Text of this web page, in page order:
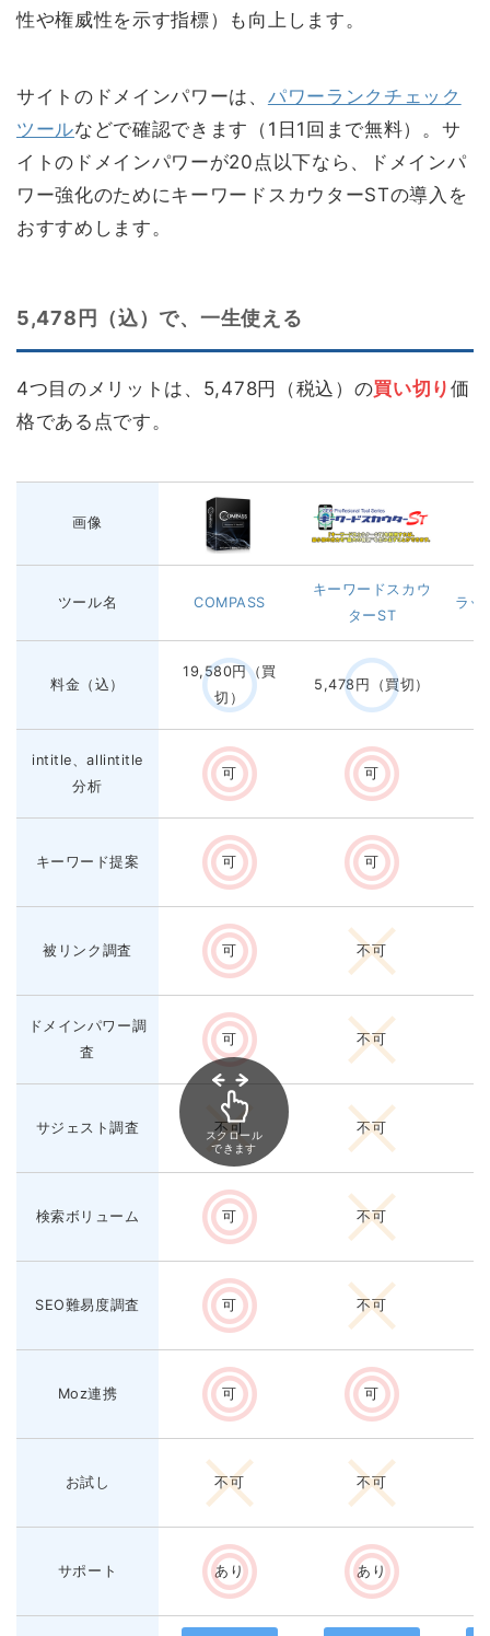
性や権威性を示す指標）も向上します。
サイトのドメインパワーは、 パワーランクチェック
ツールなどで確認できます（1日1回まで無料）。サ
イトのドメインパワーが20点以下なら、ドメインパ
ワー強化のためにキーワードスカウターSTの導入を
おすすめします。
5,478円（込）で、一生使える
4つ目のメリットは、5,478円（税込）の買い切り価
格である点です。
画像
ツール名 COMPASS
キーワードスカウ
ターST
ラッ
料金（込）
19,580円（買
切）
5,478円（買切）
intitle、allintitle
分析
可 可
キーワード提案 可 可
被リンク調査 可 不可
ドメインパワー調
査
可 不可
サジェスト調査 不可 不可
検索ボリューム 可 不可
SEO難易度調査 可 不可
Moz連携 可 可
お試し 不可 不可
サポート あり あり
スクロール
できます